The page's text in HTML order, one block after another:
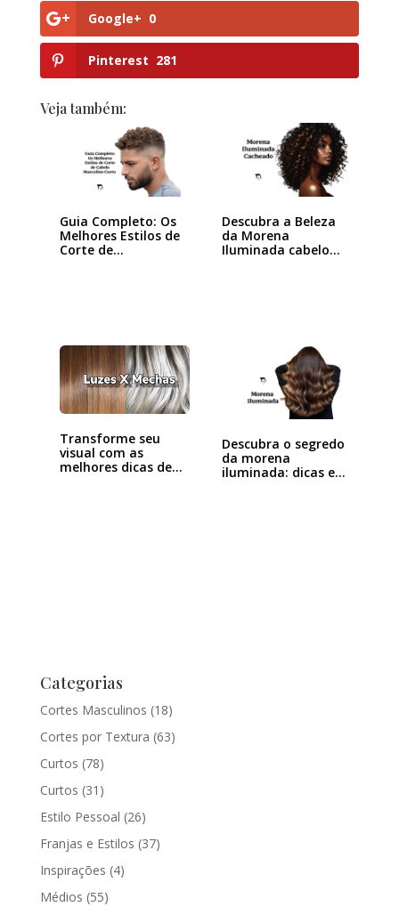
Google+ 0
Pinterest 281
Veja também:
Guia Completo: Os
Melhores Estilos de
Corte de…
Descubra a Beleza
da Morena
Iluminada cabelo…
Transforme seu
visual com as
melhores dicas de
Descubra o segredo
da morena
iluminada: dicas e…
Categorias
Cortes Masculinos (18)
Cortes por Textura (63)
Curtos (78)
Curtos (31)
Estilo Pessoal (26)
Franjas e Estilos (37)
Inspirações (4)
Médios (55)